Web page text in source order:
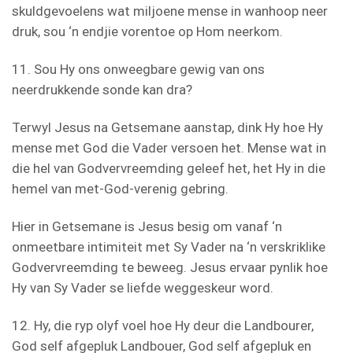
skuldgevoelens wat miljoene mense in wanhoop neer
druk, sou ‘n endjie vorentoe op Hom neerkom.
11. Sou Hy ons onweegbare gewig van ons
neerdrukkende sonde kan dra?
Terwyl Jesus na Getsemane aanstap, dink Hy hoe Hy
mense met God die Vader versoen het. Mense wat in
die hel van Godvervreemding geleef het, het Hy in die
hemel van met-God-verenig gebring.
Hier in Getsemane is Jesus besig om vanaf ‘n
onmeetbare intimiteit met Sy Vader na ‘n verskriklike
Godvervreemding te beweeg. Jesus ervaar pynlik hoe
Hy van Sy Vader se liefde weggeskeur word.
12. Hy, die ryp olyf voel hoe Hy deur die Landbourer,
God self afgepluk Landbouer, God self afgepluk en